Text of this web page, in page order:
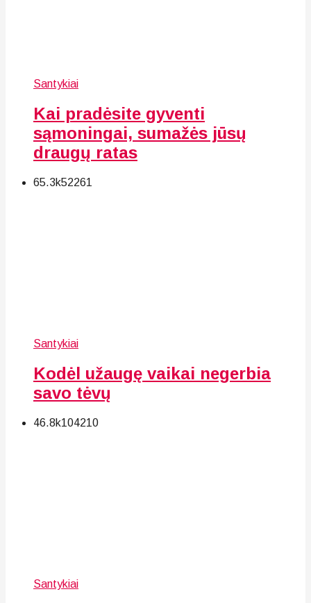
Santykiai
Kai pradėsite gyventi
sąmoningai, sumažės jūsų
draugų ratas
65.3k52261
Santykiai
Kodėl užaugę vaikai negerbia
savo tėvų
46.8k104210
Santykiai